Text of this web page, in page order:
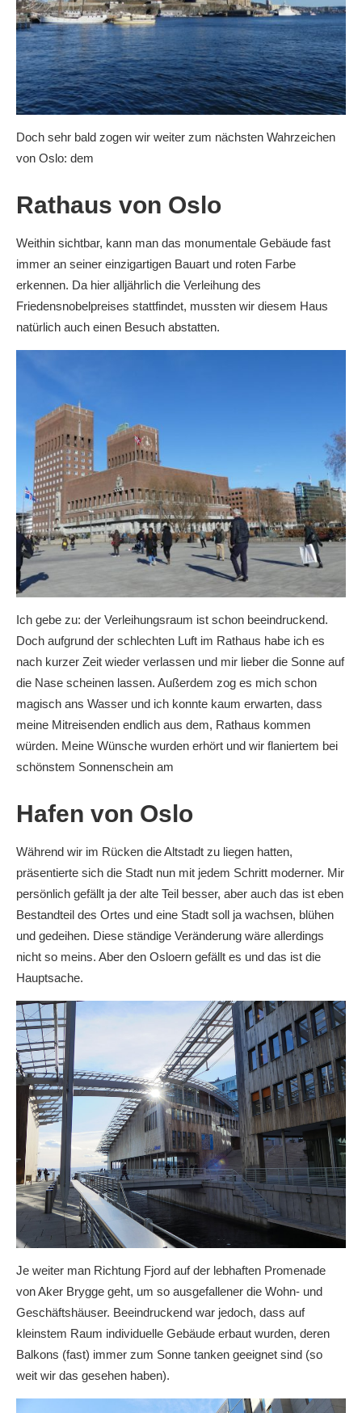
Doch sehr bald zogen wir weiter zum nächsten Wahrzeichen
von Oslo: dem
Rathaus von Oslo
Weithin sichtbar, kann man das monumentale Gebäude fast
immer an seiner einzigartigen Bauart und roten Farbe
erkennen. Da hier alljährlich die Verleihung des
Friedensnobelpreises stattfindet, mussten wir diesem Haus
natürlich auch einen Besuch abstatten.
Ich gebe zu: der Verleihungsraum ist schon beeindruckend.
Doch aufgrund der schlechten Luft im Rathaus habe ich es
nach kurzer Zeit wieder verlassen und mir lieber die Sonne auf
die Nase scheinen lassen. Außerdem zog es mich schon
magisch ans Wasser und ich konnte kaum erwarten, dass
meine Mitreisenden endlich aus dem, Rathaus kommen
würden. Meine Wünsche wurden erhört und wir flaniertem bei
schönstem Sonnenschein am
Hafen von Oslo
Während wir im Rücken die Altstadt zu liegen hatten,
präsentierte sich die Stadt nun mit jedem Schritt moderner. Mir
persönlich gefällt ja der alte Teil besser, aber auch das ist eben
Bestandteil des Ortes und eine Stadt soll ja wachsen, blühen
und gedeihen. Diese ständige Veränderung wäre allerdings
nicht so meins. Aber den Osloern gefällt es und das ist die
Hauptsache.
Je weiter man Richtung Fjord auf der lebhaften Promenade
von Aker Brygge geht, um so ausgefallener die Wohn- und
Geschäftshäuser. Beeindruckend war jedoch, dass auf
kleinstem Raum individuelle Gebäude erbaut wurden, deren
Balkons (fast) immer zum Sonne tanken geeignet sind (so
weit wir das gesehen haben).